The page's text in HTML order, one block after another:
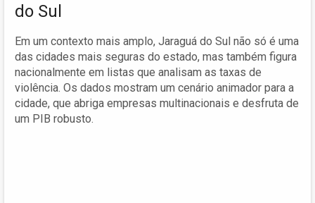
do Sul
Em um contexto mais amplo, Jaraguá do Sul não só é uma
das cidades mais seguras do estado, mas também figura
nacionalmente em listas que analisam as taxas de
violência. Os dados mostram um cenário animador para a
cidade, que abriga empresas multinacionais e desfruta de
um PIB robusto.